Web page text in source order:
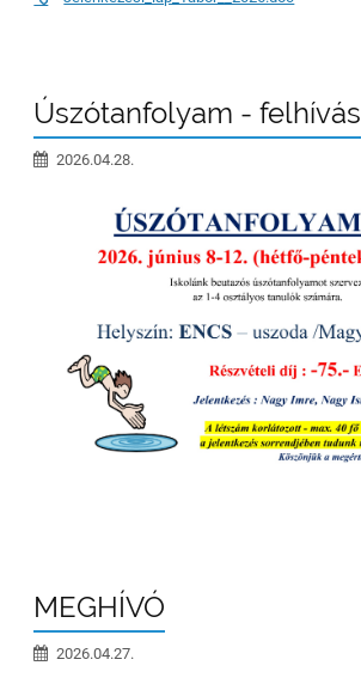
Úszótanfolyam - felhívás
2026.04.28.
MEGHÍVÓ
2026.04.27.